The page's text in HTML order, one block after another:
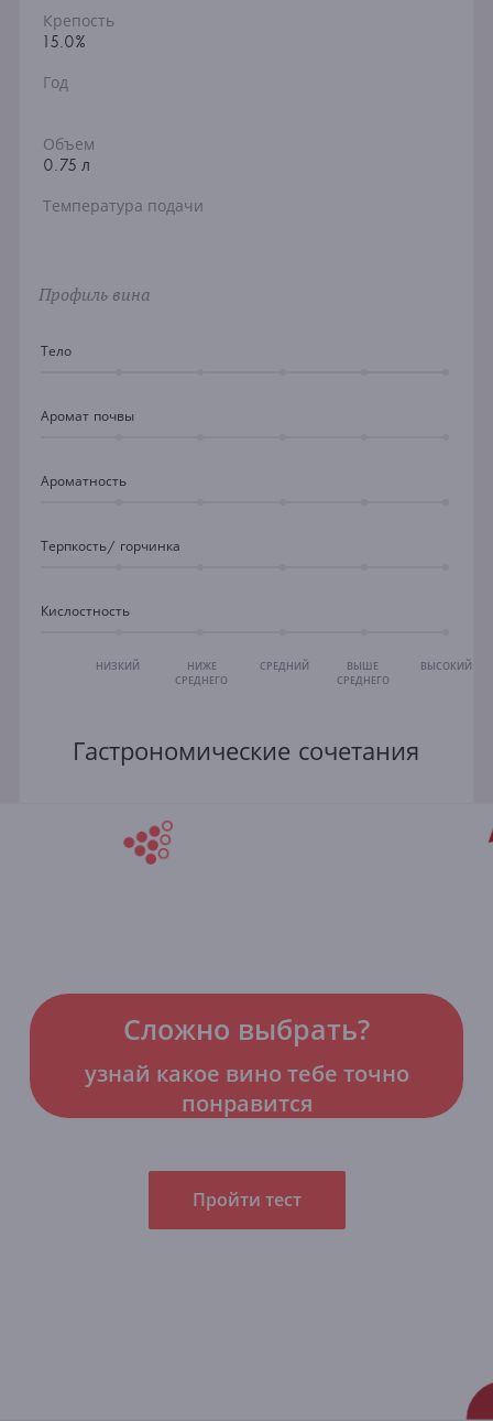
Крепость
15.0%
Год
Объем
0.75 л
Температура подачи
Профиль вина
Тело
Аромат почвы
Ароматность
Терпкость/ горчинка
Кислостность
НИЗКИЙ
НИЖЕ
СРЕДНЕГО
СРЕДНИЙ
ВЫШЕ
СРЕДНЕГО
ВЫСОКИЙ
Гастрономические сочетания
Сложно выбрать?
узнай какое вино тебе точно
понравится
Пройти тест